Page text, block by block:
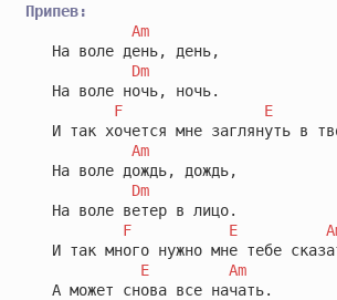
Припев:
Am
   На воле день, день,
Dm
   На воле ночь, ночь.
F
E
И так хочется мне заглянуть в
Am
   На воле дождь, дождь,
Dm
   На воле ветер в лицо.
F
E
И так много нужно мне тебе
E
Am
   А может снова все начать.